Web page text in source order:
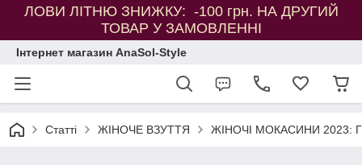
ЛОВИ ЛІТНЮ ЗНИЖКУ: -100 грн. НА ДРУГИЙ
ТОВАР У ЗАМОВЛЕННІ
Інтернет магазин AnaSol-Style
Статті ЖІНОЧЕ ВЗУТТЯ ЖІНОЧІ МОКАСИНИ 2023: